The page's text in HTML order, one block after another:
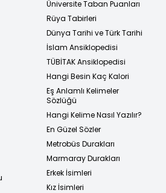
Üniversite Taban Puanları
Rüya Tabirleri
Dünya Tarihi ve Türk Tarihi
İslam Ansiklopedisi
TÜBİTAK Ansiklopedisi
Hangi Besin Kaç Kalori
Eş Anlamlı Kelimeler
Sözlüğü
Hangi Kelime Nasıl Yazılır?
En Güzel Sözler
Metrobüs Durakları
Marmaray Durakları
Erkek İsimleri
Kız İsimleri